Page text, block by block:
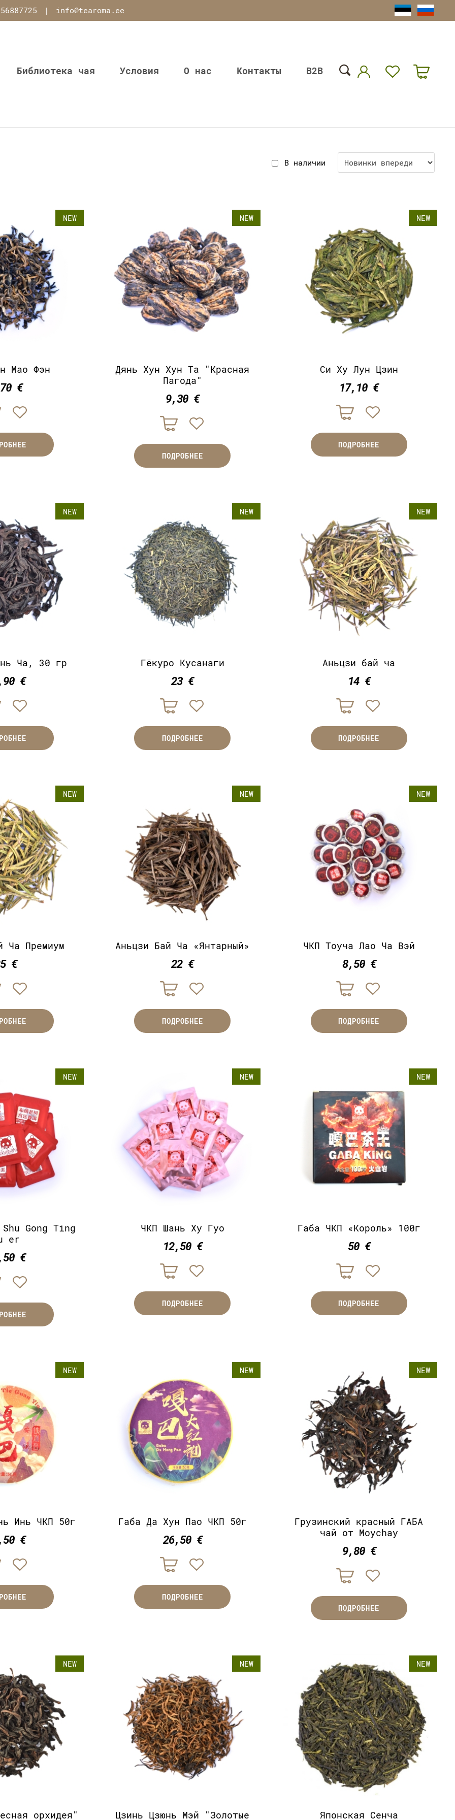
| info@tearoma.ee
Библиотека чая Условия О нас Контакты B2B
В наличии
NEW
Мао Фэн
€
NEW
Дянь Хун Хун Та "Красная
Пагода"
9,30 €
ПОДРОБНЕЕ
NEW
Си Ху Лун Цзин
17,10 €
ПОДРОБНЕЕ
NEW
Ча, 30 гр
€
NEW
Гёкуро Кусанаги
23 €
ПОДРОБНЕЕ
NEW
Аньцзи бай ча
14 €
ПОДРОБНЕЕ
NEW
Ча Премиум
€
NEW
Аньцзи Бай Ча «Янтарный»
22 €
ПОДРОБНЕЕ
NEW
ЧКП Тоуча Лао Ча Вэй
8,50 €
ПОДРОБНЕЕ
NEW
Gong Ting
er
€
NEW
ЧКП Шань Ху Гуо
12,50 €
ПОДРОБНЕЕ
NEW
Габа ЧКП «Король» 100г
50 €
ПОДРОБНЕЕ
NEW
Инь ЧКП 50г
€
NEW
Габа Да Хун Пао ЧКП 50г
26,50 €
ПОДРОБНЕЕ
NEW
Грузинский красный ГАБА
чай от Moychay
9,80 €
ПОДРОБНЕЕ
NEW
орхидея"
NEW
Цзинь Цзюнь Мэй "Золотые
NEW
Японская Cенча